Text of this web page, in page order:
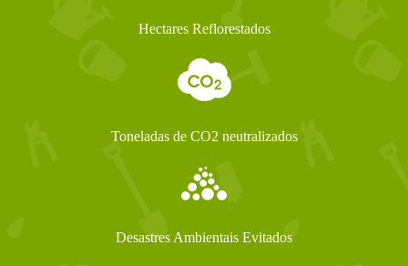
Hectares Reflorestados
Toneladas de CO2 neutralizados
Desastres Ambientais Evitados